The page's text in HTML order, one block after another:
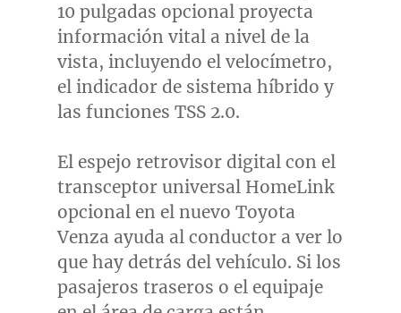
10 pulgadas opcional proyecta
información vital a nivel de la
vista, incluyendo el velocímetro,
el indicador de sistema híbrido y
las funciones TSS 2.0.
El espejo retrovisor digital con el
transceptor universal HomeLink
opcional en el nuevo Toyota
Venza ayuda al conductor a ver lo
que hay detrás del vehículo. Si los
pasajeros traseros o el equipaje